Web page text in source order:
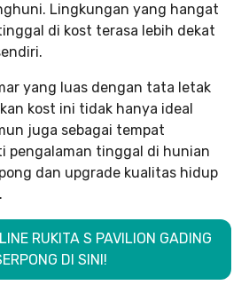
Lingkungan yang hangat
di kost terasa lebih dekat
yang luas dengan tata letak
kost ini tidak hanya ideal
juga sebagai tempat
pengalaman tinggal di hunian
dan upgrade kualitas hidup
RUKITA S PAVILION GADING
DI SINI!